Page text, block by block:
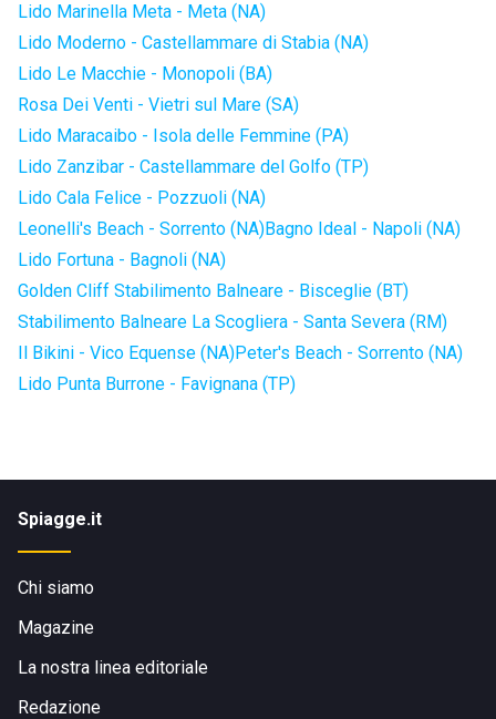
Lido Marinella Meta - Meta (NA)
Lido Moderno - Castellammare di Stabia (NA)
Lido Le Macchie - Monopoli (BA)
Rosa Dei Venti - Vietri sul Mare (SA)
Lido Maracaibo - Isola delle Femmine (PA)
Lido Zanzibar - Castellammare del Golfo (TP)
Lido Cala Felice - Pozzuoli (NA)
Leonelli's Beach - Sorrento (NA)Bagno Ideal - Napoli (NA)
Lido Fortuna - Bagnoli (NA)
Golden Cliff Stabilimento Balneare - Bisceglie (BT)
Stabilimento Balneare La Scogliera - Santa Severa (RM)
Il Bikini - Vico Equense (NA)Peter's Beach - Sorrento (NA)
Lido Punta Burrone - Favignana (TP)
Spiagge.it
Chi siamo
Magazine
La nostra linea editoriale
Redazione